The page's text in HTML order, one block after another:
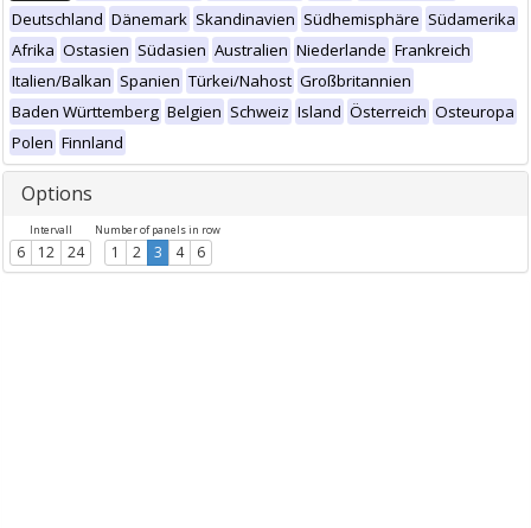
Deutschland Dänemark Skandinavien Südhemisphäre Südamerika
Afrika Ostasien Südasien Australien Niederlande Frankreich
Italien/Balkan Spanien Türkei/Nahost Großbritannien
Baden Württemberg Belgien Schweiz Island Österreich Osteuropa
Polen Finnland
Options
Intervall
6 12 24
Number of panels in row
1 2 3 4 6